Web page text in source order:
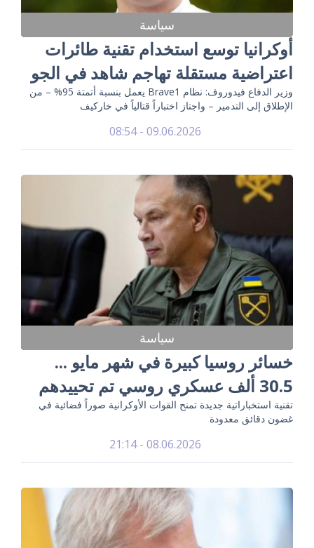
سياسة
أوكرانيا توسع استخدام تقنية طائرات
اعتراضية مستقلة تهاجم شاهد في الجو
وزير الدفاع فيدوروف: نظام Brave1 يعمل بنسبة أتمتة 95% – من
الإطلاق إلى التدمير – واجتاز اختباراً قتالياً في خاركيف
09.06.2026 - 08:54
سياسة
خسائر روسيا كبيرة في شهر مايو ...
30.5 ألف عسكري روسي تم تحييدهم
تقنية استخباراتية جديدة تمنح القوات الأوكرانية صوراً فضائية في
غضون دقائق معدودة
08.06.2026 - 21:14